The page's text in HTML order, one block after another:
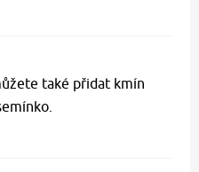
také přidat kmín